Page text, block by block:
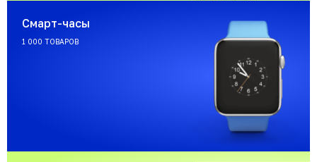
Смарт-часы
1 000 ТОВАРОВ